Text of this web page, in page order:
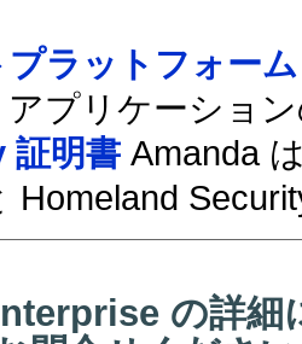
ラットフォーム
プリケーショ
証明書 Amanda
Homeland
の詳細